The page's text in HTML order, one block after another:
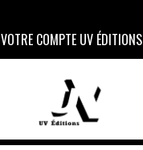
VOTRE COMPTE UV ÉDITIONS